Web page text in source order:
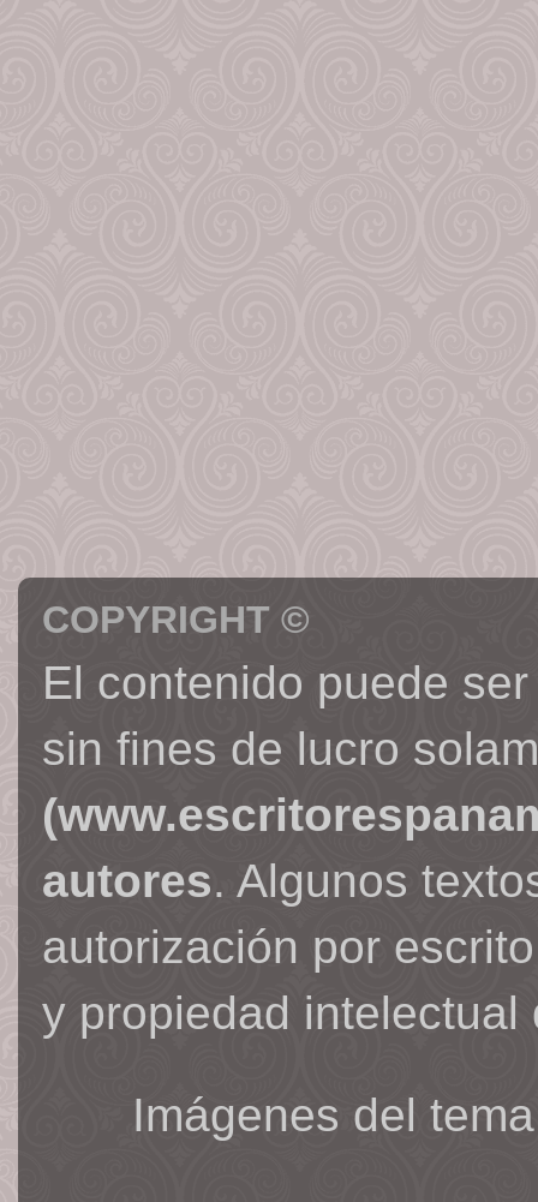
COPYRIGHT ©
El contenido puede
sin fines de lucro
autores. Algunos
autorización por
y propiedad intelectual
Imágenes del